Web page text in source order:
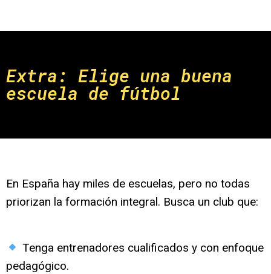
Extra: Elige una buena
escuela de fútbol
En España hay miles de escuelas, pero no todas
priorizan la formación integral. Busca un club que:
Tenga entrenadores cualificados y con enfoque
pedagógico.